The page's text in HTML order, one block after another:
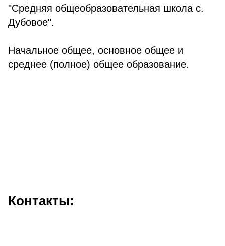
"Средняя общеобразовательная школа с.
Дубовое".
Начальное общее, основное общее и
среднее (полное) общее образование.
Контакты: